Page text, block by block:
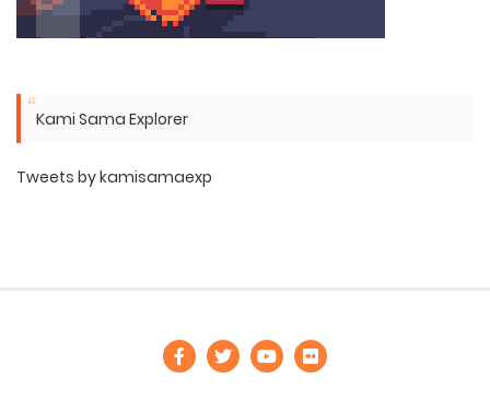
Kami Sama Explorer
Tweets by kamisamaexp